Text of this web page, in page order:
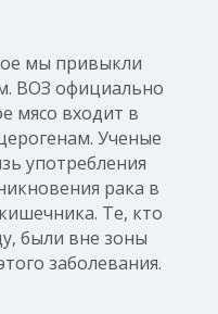
мы привыкли
ВОЗ официально
мясо входит в
Ученые
употребления
рака в
Те, кто
были вне зоны
заболевания.